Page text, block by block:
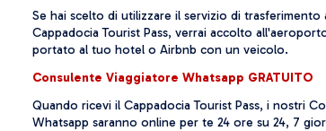
Se hai scelto di utilizzare il servizio di
Cappadocia Tourist Pass, verrai accolto
portato al tuo hotel o Airbnb con un veicolo.
Consulente Viaggiatore Whatsapp GRATUITO
Quando ricevi il Cappadocia Tourist Pass, i nostri
Whatsapp saranno online per te 24 ore su 24, 7